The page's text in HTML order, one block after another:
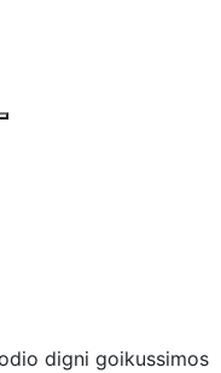
digni goikussimos